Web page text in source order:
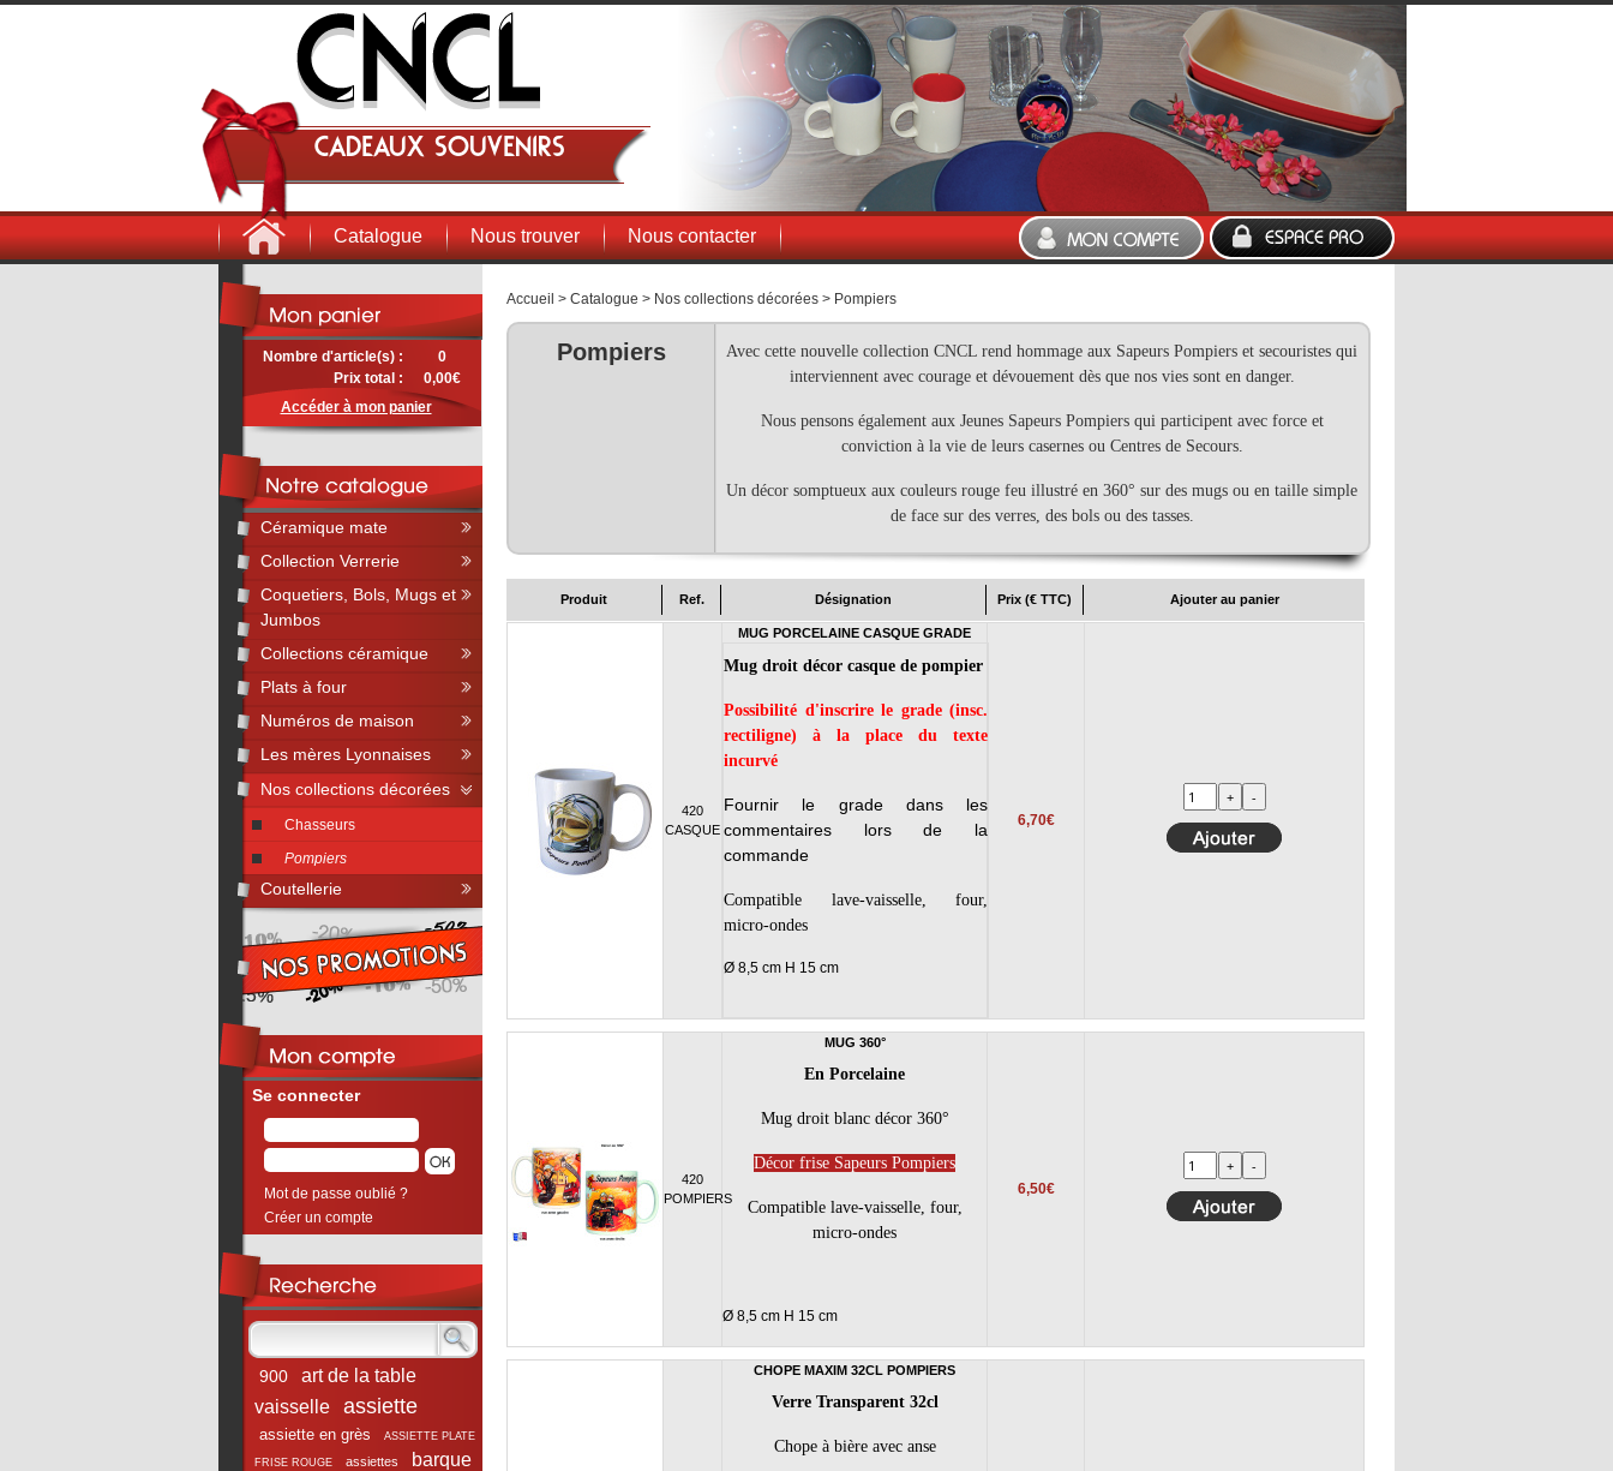
Cadeaux souvenirs
Catalogue Nous trouver Nous contacter
Accueil > Catalogue > Nos collections décorées > Pompiers
Pompiers
Avec cette nouvelle collection CNCL rend hommage aux Sapeurs Pompiers et secouristes qui
interviennent avec courage et dévouement dès que nos vies sont en danger.
Nous pensons également aux Jeunes Sapeurs Pompiers qui participent avec force et
conviction à la vie de leurs casernes ou Centres de Secours.
Un décor somptueux aux couleurs rouge feu illustré en 360° sur des mugs ou en taille simple
de face sur des verres, des bols ou des tasses.
Produit Ref. Désignation Prix (€ TTC) Ajouter au panier
420
CASQUE
MUG PORCELAINE CASQUE GRADE
Mug droit décor casque de pompier
Possibilité d'inscrire le grade (insc.
rectiligne) à la place du texte
incurvé
Fournir le grade dans les
commentaires lors de la
commande
Compatible lave-vaisselle, four,
micro-ondes
Ø 8,5 cm H 15 cm
6,70€
420
POMPIERS
MUG 360°
En Porcelaine
Mug droit blanc décor 360°
Décor frise Sapeurs Pompiers
Compatible lave-vaisselle, four,
micro-ondes
Ø 8,5 cm H 15 cm
6,50€
CHOPE MAXIM 32CL POMPIERS
Verre Transparent 32cl
Chope à bière avec anse
Nombre d'article(s) :
0
Prix total :
0,00€
Accéder à mon panier
Céramique mate
Collection Verrerie
Coquetiers, Bols, Mugs et
Jumbos
Collections céramique
Plats à four
Numéros de maison
Les mères Lyonnaises
Nos collections décorées
Chasseurs
Pompiers
Coutellerie
Se connecter
Mot de passe oublié ?
Créer un compte
900
art de la table
vaisselle
assiette
assiette en grès ASSIETTE PLATE
FRISE ROUGE assiettes barque